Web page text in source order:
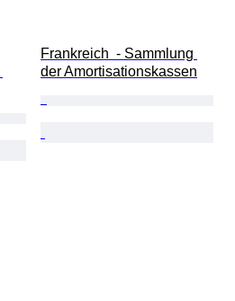
Frankreich  - Sammlung
der Amortisationskassen